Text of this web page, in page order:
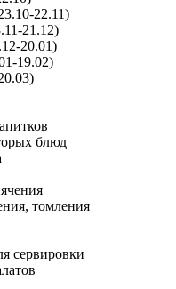
22.11)
21.12)
20.01)
19.02)
блюд
томления
сервировки